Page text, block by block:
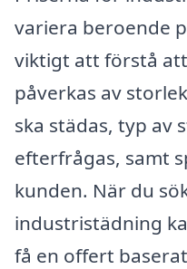
variera beroende
viktigt att förstå
påverkas av
ska städas, typ av
efterfrågas, samt
kunden. När du
industristädning
få en offert